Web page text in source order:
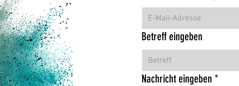
Betreff eingeben
Nachricht eingeben